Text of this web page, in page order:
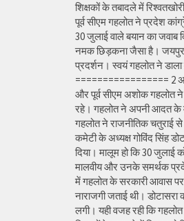
शिक्षकों के तबादले में
पूर्व सीएम गहलोत ने प्रदेश
30 जुलाई वाले बयान का जवाब
नमक छिड़कना जैसा है। जयपुर
प्रदर्शन। स्वयं गहलोत ने डाला
================= 2
और पूर्व सीएम अशोक गहलोत
रहे। गहलोत ने अपनी आदत के
गहलोत ने राजनीतिक चतुराई
कमेटी के अध्यक्ष गोविंद सिंह
दिया। मालूम हो कि 30 जुलाई
मालवीय और उनके समर्थक
में गहलोत के सरकारी आवास
नाराजगी जताई थी। डोटासरा
लगी। यही वजह रही कि